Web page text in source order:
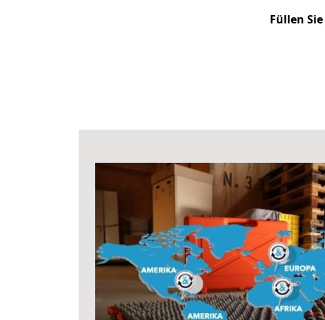
Füllen